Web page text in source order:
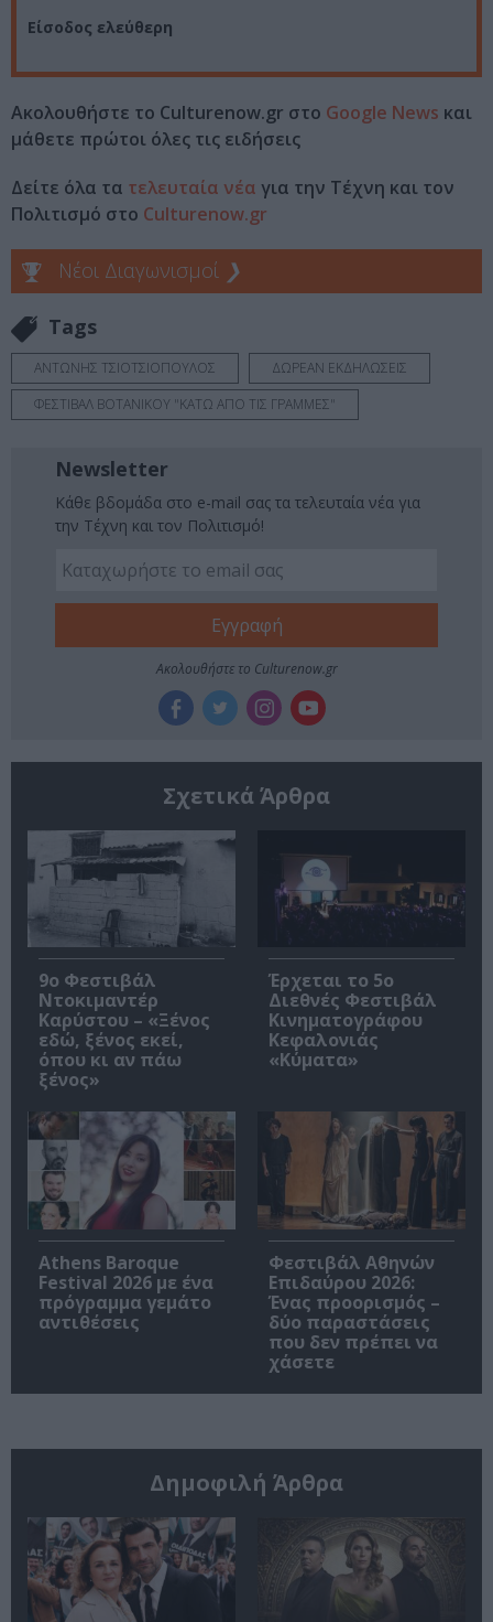
Είσοδος ελεύθερη
Ακολουθήστε το Culturenow.gr στο Google News και
μάθετε πρώτοι όλες τις ειδήσεις
Δείτε όλα τα τελευταία νέα για την Τέχνη και τον
Πολιτισμό στο Culturenow.gr
Νέοι Διαγωνισμοί ❯
Tags
ΑΝΤΩΝΗΣ ΤΣΙΟΤΣΙΟΠΟΥΛΟΣ
ΔΩΡΕΑΝ ΕΚΔΗΛΩΣΕΙΣ
ΦΕΣΤΙΒΑΛ ΒΟΤΑΝΙΚΟΥ "ΚΑΤΩ ΑΠΟ ΤΙΣ ΓΡΑΜΜΕΣ"
Newsletter
Κάθε βδομάδα στο e-mail σας τα τελευταία νέα για
την Τέχνη και τον Πολιτισμό!
Ακολουθήστε το Culturenow.gr
Σχετικά Άρθρα
9ο Φεστιβάλ
Ντοκιμαντέρ
Καρύστου – «Ξένος
εδώ, ξένος εκεί,
όπου κι αν πάω
ξένος»
Έρχεται το 5ο
Διεθνές Φεστιβάλ
Κινηματογράφου
Κεφαλονιάς
«Κύματα»
Athens Baroque
Festival 2026 με ένα
πρόγραμμα γεμάτο
αντιθέσεις
Φεστιβάλ Αθηνών
Επιδαύρου 2026:
Ένας προορισμός –
δύο παραστάσεις
που δεν πρέπει να
χάσετε
Δημοφιλή Άρθρα